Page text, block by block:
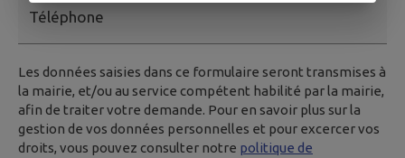
Téléphone
Les données saisies dans ce formulaire seront transmises à
la mairie, et/ou au service compétent habilité par la mairie,
afin de traiter votre demande. Pour en savoir plus sur la
gestion de vos données personnelles et pour excercer vos
droits, vous pouvez consulter notre politique de